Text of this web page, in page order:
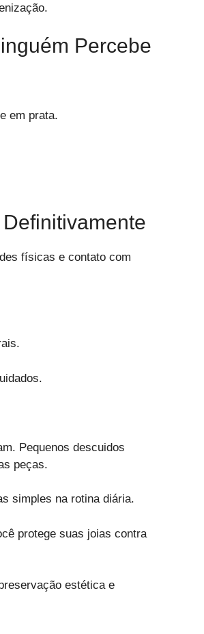
Percebe
em prata.
físicas e contato com
Pequenos descuidos
peças.
simples na rotina diária.
protege suas joias contra
estética e